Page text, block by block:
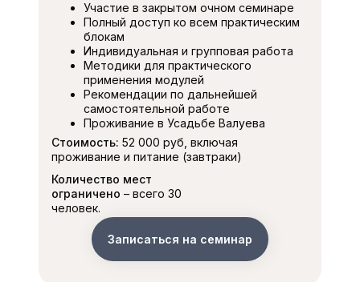
Участие в закрытом очном семинаре
Полный доступ ко всем практическим
блокам
Индивидуальная и групповая работа
Методики для практического
применения модулей
Рекомендации по дальнейшей
самостоятельной работе
Проживание в Усадьбе Валуева
Стоимость: 52 000 руб, включая
проживание и питание (завтраки)
Количество мест
ограничено – всего 30
человек.
Записаться на семинар